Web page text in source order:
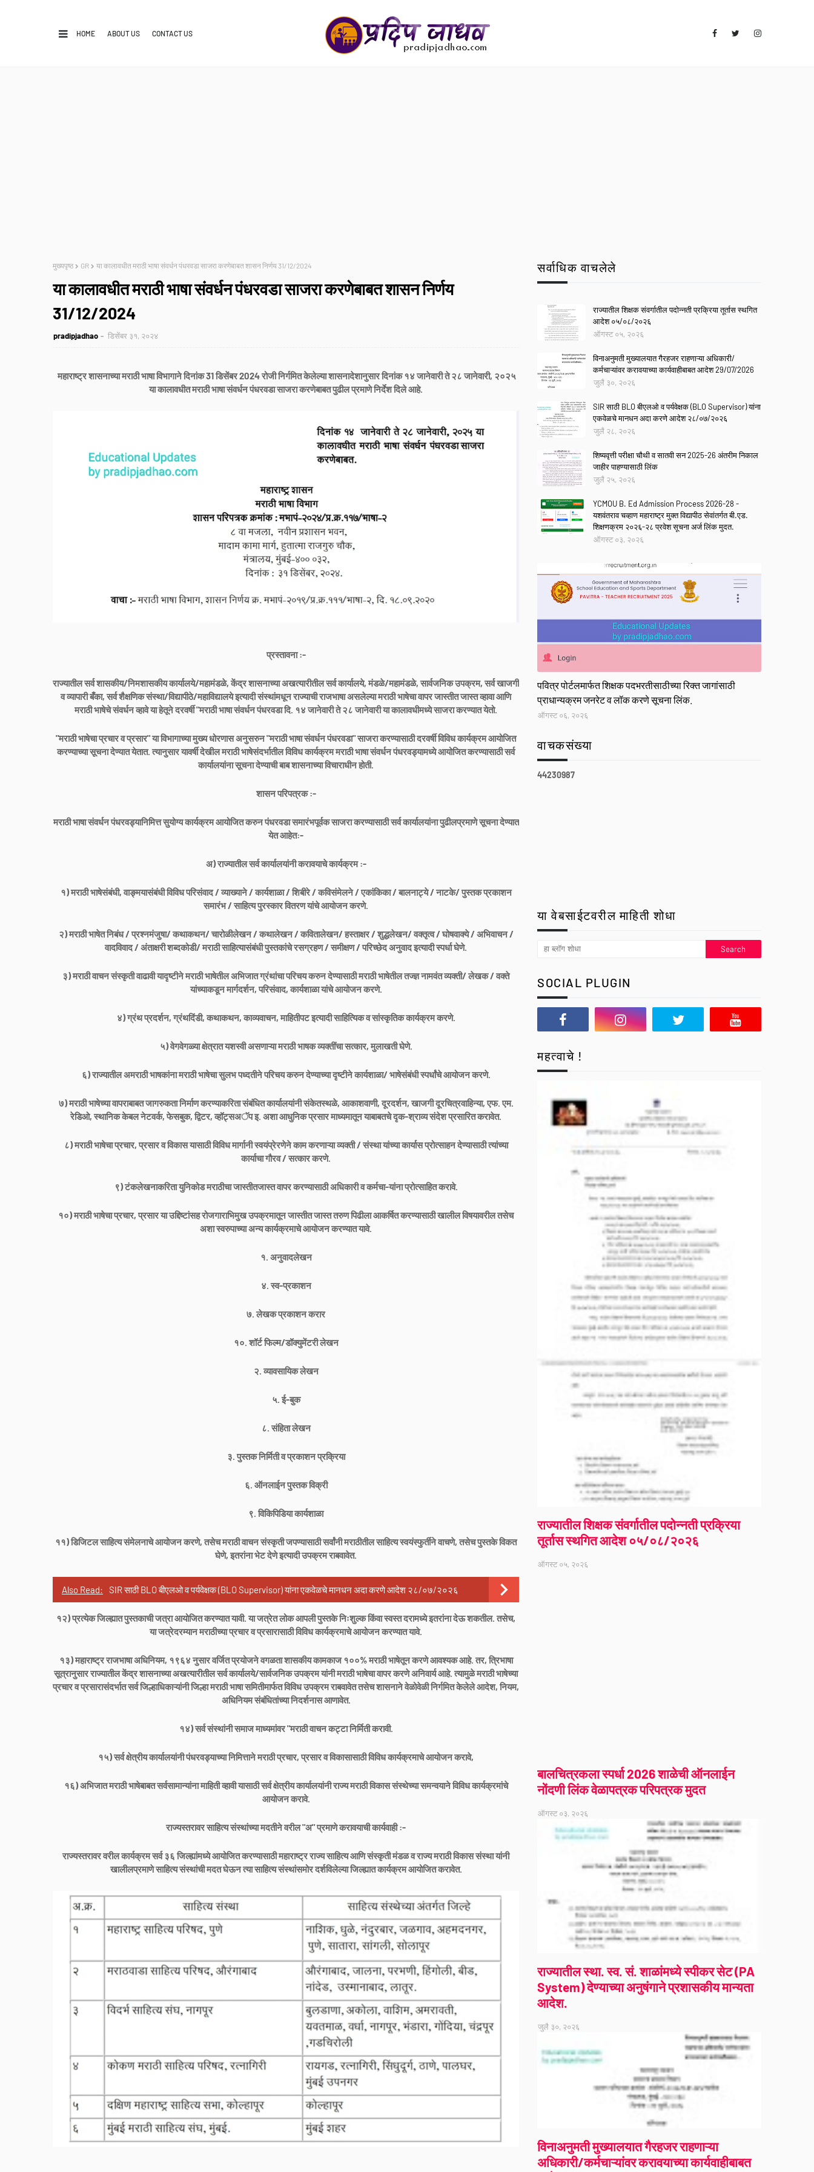
HOME ABOUT US CONTACT US
मुख्यपृष्ठ GR या कालावधीत मराठी भाषा संवर्धन पंधरवडा साजरा करणेबाबत शासन निर्णय 31/12/2024
या कालावधीत मराठी भाषा संवर्धन पंधरवडा साजरा करणेबाबत शासन निर्णय
31/12/2024
pradipjadhao डिसेंबर ३१, २०२४
महाराष्ट्र शासनाच्या मराठी भाषा विभागाने दिनांक 31 डिसेंबर 2024 रोजी निर्गमित केलेल्या शासनादेशानुसार दिनांक १४ जानेवारी ते २८ जानेवारी, २०२५
या कालावधीत मराठी भाषा संवर्धन पंधरवडा साजरा करणेबाबत पुढील प्रमाणे निर्देश दिले आहे.
प्रस्तावना :-
राज्यातील सर्व शासकीय/निमशासकीय कार्यालये/महामंडळे, केंद्र शासनाच्या अखत्यारीतील सर्व कार्यालये, मंडळे/महामंडळे, सार्वजनिक उपक्रम, सर्व खाजगी
व व्यापारी बँका, सर्व शैक्षणिक संस्था/विद्यापीठे/महाविद्यालये इत्यादी संस्थांमधून राज्याची राजभाषा असलेल्या मराठी भाषेचा वापर जास्तीत जास्त व्हावा आणि
मराठी भाषेचे संवर्धन व्हावे या हेतूने दरवर्षी "मराठी भाषा संवर्धन पंधरवडा दि. १४ जानेवारी ते २८ जानेवारी या कालावधीमध्ये साजरा करण्यात येतो.
"मराठी भाषेचा प्रचार व प्रसार" या विभागाच्या मुख्य धोरणास अनुसरुन "मराठी भाषा संवर्धन पंधरवडा" साजरा करण्यासाठी दरवर्षी विविध कार्यक्रम आयोजित
करण्याच्या सूचना देण्यात येतात. त्यानुसार यावर्षी देखील मराठी भाषेसंदर्भातील विविध कार्यक्रम मराठी भाषा संवर्धन पंधरवड्यामध्ये आयोजित करण्यासाठी सर्व
कार्यालयांना सूचना देण्याची बाब शासनाच्या विचाराधीन होती.
शासन परिपत्रक :-
मराठी भाषा संवर्धन पंधरवड्यानिमित्त सुयोग्य कार्यक्रम आयोजित करुन पंधरवडा समारंभपूर्वक साजरा करण्यासाठी सर्व कार्यालयांना पुढीलप्रमाणे सूचना देण्यात
येत आहेत:-
अ) राज्यातील सर्व कार्यालयांनी करावयाचे कार्यक्रम :-
१) मराठी भाषेसंबंधी, वाङ्मयासंबंधी विविध परिसंवाद / व्याख्याने / कार्यशाळा / शिबीरे / कविसंमेलने / एकांकिका / बालनाट्ये / नाटके/ पुस्तक प्रकाशन
समारंभ / साहित्य पुरस्कार वितरण यांचे आयोजन करणे.
२) मराठी भाषेत निबंध / प्रश्नमंजुषा/ कथाकथन/ चारोळीलेखन / कथालेखन / कवितालेखन/ हस्ताक्षर / शुद्धलेखन/ वक्तृत्व / घोषवाक्ये / अभिवाचन /
वादविवाद / अंताक्षरी शब्दकोडी/ मराठी साहित्यासंबंधी पुस्तकांचे रसग्रहण / समीक्षण / परिच्छेद अनुवाद इत्यादी स्पर्धा घेणे.
३) मराठी वाचन संस्कृती वाढावी यादृष्टीने मराठी भाषेतील अभिजात ग्रंथांचा परिचय करुन देण्यासाठी मराठी भाषेतील तज्ज्ञ नामवंत व्यक्ती/ लेखक / वक्ते
यांच्याकडून मार्गदर्शन, परिसंवाद, कार्यशाळा यांचे आयोजन करणे.
४) ग्रंथ प्रदर्शन, ग्रंथदिंडी, कथाकथन, काव्यवाचन, माहितीपट इत्यादी साहित्यिक व सांस्कृतिक कार्यक्रम करणे.
५) वेगवेगळ्या क्षेत्रात यशस्वी असणाऱ्या मराठी भाषक व्यक्तींचा सत्कार, मुलाखती घेणे.
६) राज्यातील अमराठी भाषकांना मराठी भाषेचा सुलभ पध्दतीने परिचय करुन देण्याच्या दृष्टीने कार्यशाळा/ भाषेसंबंधी स्पर्धांचे आयोजन करणे.
७) मराठी भाषेच्या वापराबाबत जागरुकता निर्माण करण्याकरिता संबंधित कार्यालयांनी संकेतस्थळे, आकाशवाणी, दूरदर्शन, खाजगी दूरचित्रवाहिन्या, एफ. एम.
रेडिओ, स्थानिक केबल नेटवर्क, फेसबुक, द्विटर, व्हॉट्सअॅप इ. अशा आधुनिक प्रसार माध्यमातून याबाबतचे दृक-श्राव्य संदेश प्रसारित करावेत.
८) मराठी भाषेचा प्रचार, प्रसार व विकास यासाठी विविध मार्गानी स्वयंप्रेरणेने काम करणाऱ्या व्यक्ती / संस्था यांच्या कार्यास प्रोत्साहन देण्यासाठी त्यांच्या
कार्याचा गौरव / सत्कार करणे.
९) टंकलेखनाकरिता युनिकोड मराठीचा जास्तीतजास्त वापर करण्यासाठी अधिकारी व कर्मचा-यांना प्रोत्साहित करावे.
१०) मराठी भाषेचा प्रचार, प्रसार या उद्दिष्टांसह रोजगाराभिमुख उपक्रमातून जास्तीत जास्त तरुण पिढीला आकर्षित करण्यासाठी खालील विषयावरील तसेच
अशा स्वरुपाच्या अन्य कार्यक्रमाचे आयोजन करण्यात यावे.
१. अनुवादलेखन
४. स्व-प्रकाशन
७. लेखक प्रकाशन करार
१०. शॉर्ट फिल्म/डॉक्युमेंटरी लेखन
२. व्यावसायिक लेखन
५. ई-बुक
८. संहिता लेखन
३. पुस्तक निर्मिती व प्रकाशन प्रक्रिया
६. ऑनलाईन पुस्तक विक्री
९. विकिपिडिया कार्यशाळा
११) डिजिटल साहित्य संमेलनाचे आयोजन करणे, तसेच मराठी वाचन संस्कृती जपण्यासाठी सर्वांनी मराठीतील साहित्य स्वयंस्फुर्तीने वाचणे, तसेच पुस्तके विकत
घेणे, इतरांना भेट देणे इत्यादी उपक्रम राबवावेत.
Also Read: SIR साठी BLO बीएलओ व पर्यवेक्षक (BLO Supervisor) यांना एकवेळचे मानधन अदा करणे आदेश २८/०७/२०२६
१२) प्रत्येक जिल्ह्यात पुस्तकाची जत्रा आयोजित करण्यात यावी. या जत्रेत लोक आपली पुस्तके निःशुल्क किंवा स्वस्त दरामध्ये इतरांना देऊ शकतील. तसेच,
या जत्रेदरम्यान मराठीच्या प्रचार व प्रसारासाठी विविध कार्यक्रमाचे आयोजन करण्यात यावे.
१३) महाराष्ट्र राजभाषा अधिनियम, १९६४ नुसार वर्जित प्रयोजने वगळता शासकीय कामकाज १००% मराठी भाषेतून करणे आवश्यक आहे. तर, त्रिभाषा
सूत्रानुसार राज्यातील केंद्र शासनाच्या अखत्यारीतील सर्व कार्यालये/सार्वजनिक उपक्रम यांनी मराठी भाषेचा वापर करणे अनिवार्य आहे. त्यामुळे मराठी भाषेच्या
प्रचार व प्रसारासंदर्भात सर्व जिल्हाधिकाऱ्यांनी जिल्हा मराठी भाषा समितीमार्फत विविध उपक्रम राबवावेत तसेच शासनाने वेळोवेळी निर्गमित केलेले आदेश, नियम,
अधिनियम संबंधितांच्या निदर्शनास आणावेत.
१४) सर्व संस्थांनी समाज माध्यमांवर "मराठी वाचन कट्टा निर्मिती करावी.
१५) सर्व क्षेत्रीय कार्यालयांनी पंधरवड्याच्या निमित्ताने मराठी प्रचार, प्रसार व विकासासाठी विविध कार्यक्रमाचे आयोजन करावे,
१६) अभिजात मराठी भाषेबाबत सर्वसामान्यांना माहिती व्हावी यासाठी सर्व क्षेत्रीय कार्यालयांनी राज्य मराठी विकास संस्थेच्या समन्वयाने विविध कार्यक्रमांचे
आयोजन करावे.
राज्यस्तरावर साहित्य संस्थांच्या मदतीने वरील "अ" प्रमाणे करावयाची कार्यवाही :-
राज्यस्तरावर वरील कार्यक्रम सर्व ३६ जिल्ह्यांमध्ये आयोजित करण्यासाठी महाराष्ट्र राज्य साहित्य आणि संस्कृती मंडळ व राज्य मराठी विकास संस्था यांनी
खालीलप्रमाणे साहित्य संस्थांची मदत घेऊन त्या साहित्य संस्थांसमोर दर्शविलेल्या जिल्ह्यात कार्यक्रम आयोजित करावेत.
सर्वाधिक वाचलेले
राज्यातील शिक्षक संवर्गातील पदोन्नती प्रक्रिया तूर्तास स्थगित
आदेश ०५/०८/२०२६
ऑगस्ट ०५, २०२६
विनाअनुमती मुख्यालयात गैरहजर राहणाऱ्या अधिकारी/
कर्मचाऱ्यांवर करावयाच्या कार्यवाहीबाबत आदेश 29/07/2026
जुलै ३०, २०२६
SIR साठी BLO बीएलओ व पर्यवेक्षक (BLO Supervisor) यांना
एकवेळचे मानधन अदा करणे आदेश २८/०७/२०२६
जुलै २८, २०२६
शिष्यवृत्ती परीक्षा चौथी व सातवी सन 2025-26 अंतरीम निकाल
जाहीर पाहण्यासाठी लिंक
जुलै २५, २०२६
YCMOU B. Ed Admission Process 2026-28 -
यशवंतराव चव्हाण महाराष्ट्र मुक्त विद्यापीठ सेवांतर्गत बी.एड.
शिक्षणक्रम २०२६-२८ प्रवेश सूचना अर्ज लिंक मुदत.
ऑगस्ट ०३, २०२६
पवित्र पोर्टलमार्फत शिक्षक पदभरतीसाठीच्या रिक्त जागांसाठी
प्राधान्यक्रम जनरेट व लॉक करणे सूचना लिंक.
ऑगस्ट ०६, २०२६
वाचकसंख्या
44230987
या वेबसाईटवरील माहिती शोधा
SOCIAL PLUGIN
महत्वाचे !
राज्यातील शिक्षक संवर्गातील पदोन्नती प्रक्रिया
तूर्तास स्थगित आदेश ०५/०८/२०२६
ऑगस्ट ०५, २०२६
बालचित्रकला स्पर्धा 2026 शाळेची ऑनलाईन
नोंदणी लिंक वेळापत्रक परिपत्रक मुदत
ऑगस्ट ०३, २०२६
राज्यातील स्था. स्व. सं. शाळांमध्ये स्पीकर सेट (PA
System) देण्याच्या अनुषंगाने प्रशासकीय मान्यता
आदेश.
जुलै ३०, २०२६
विनाअनुमती मुख्यालयात गैरहजर राहणाऱ्या
अधिकारी/कर्मचाऱ्यांवर करावयाच्या कार्यवाहीबाबत